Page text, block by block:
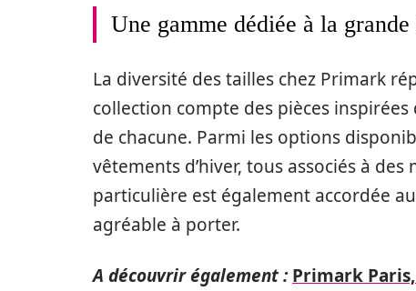
Une gamme dédiée à la
La diversité des tailles chez Primark
collection compte des pièces
de chacune. Parmi les options
vêtements d’hiver, tous associés à
particulière est également accordée
agréable à porter.
A découvrir également : Primark